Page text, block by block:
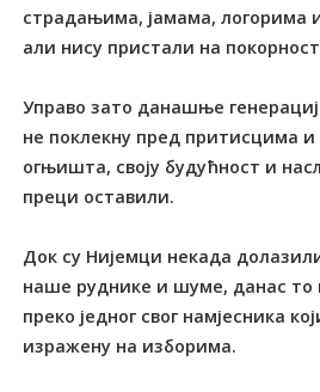
страдањима, јамама, логорима
али нису пристали на
Управо зато данашње
не поклекну пред притисцима и
огњишта, своју будућност и
преци оставили.
Док су Нијемци некада
наше руднике и шуме, данас то
преко једног свог намјесника
изражену на изборима.